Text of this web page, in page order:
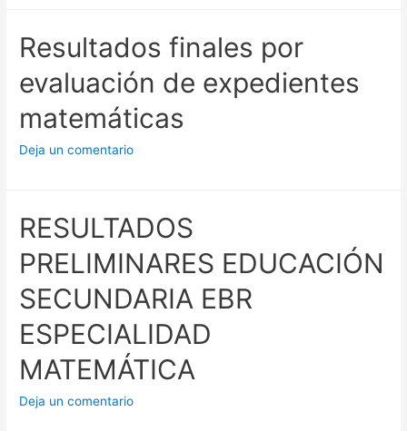
Resultados finales por
evaluación de expedientes
matemáticas
Deja un comentario
RESULTADOS
PRELIMINARES EDUCACIÓN
SECUNDARIA EBR
ESPECIALIDAD
MATEMÁTICA
Deja un comentario